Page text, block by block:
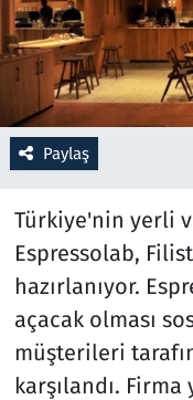
Paylaş
Türkiye'nin yerli
Espressolab,
hazırlanıyor.
açacak olması
müşterileri
karşılandı.
Resmi İlanlar
Rüya Tabirleri
Sağlık
Savunma Sanayi
Seçim 2023
Spor
Teknoloji ve